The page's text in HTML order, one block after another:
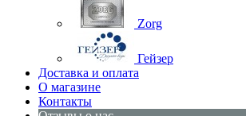
Zorg
Гейзер
Доставка и оплата
О магазине
Контакты